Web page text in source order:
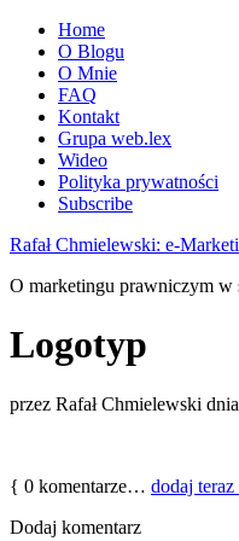
Home
O Blogu
O Mnie
FAQ
Kontakt
Grupa web.lex
Wideo
Polityka prywatności
Subscribe
Rafał Chmielewski: e-
O marketingu prawniczym w
Logotyp
przez Rafał Chmielewski dnia
{ 0 komentarze… dodaj
Dodaj komentarz